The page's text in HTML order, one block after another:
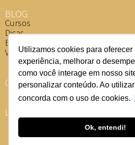
Utilizamos cookies para oferecer
experiência, melhorar o
como você interage em nosso
personalizar conteúdo. Ao
concorda com o uso de cookies.
Ok, entendi!
BLOG
Cursos
Dicas
Eventos
Vídeos
ONDE COMPRAR
LOJISTA
Av. Ponta Grossa, 2087 - PARQUE